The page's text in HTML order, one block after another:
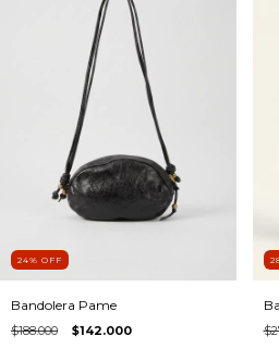
24% OFF
Bandolera Pame
$188.000 $142.000